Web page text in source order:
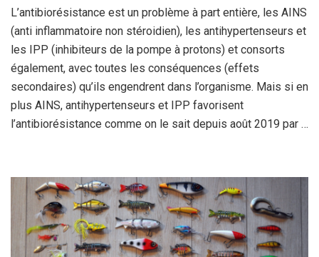
L’antibiorésistance est un problème à part entière, les AINS
(anti inflammatoire non stéroidien), les antihypertenseurs et
les IPP (inhibiteurs de la pompe à protons) et consorts
également, avec toutes les conséquences (effets
secondaires) qu’ils engendrent dans l’organisme. Mais si en
plus AINS, antihypertenseurs et IPP favorisent
l’antibiorésistance comme on le sait depuis août 2019 par …